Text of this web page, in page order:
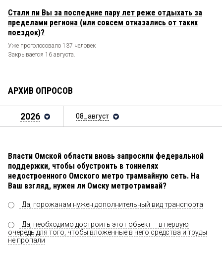
Стали ли Вы за последние пару лет реже отдыхать за
пределами региона (или совсем отказались от таких
поездок)?
Уже проголосовало 137 человек
Закрывается 16 августа.
АРХИВ ОПРОСОВ
2026 08_август
Власти Омской области вновь запросили федеральной
поддержки, чтобы обустроить в тоннелях
недостроенного Омского метро трамвайную сеть. На
Ваш взгляд, нужен ли Омску метротрамвай?
Да, горожанам нужен дополнительный вид транспорта
Да, необходимо достроить этот объект – в первую
очередь для того, чтобы вложенные в него средства и труды
не пропали